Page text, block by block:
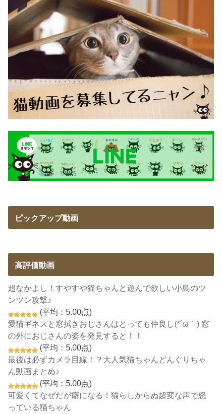
ピックアップ動画
高評価動画
超なかよし！すやすや猫ちゃんと遊んで欲しい小鳥のツ
ンツン攻撃♪
(平均：5.00点)
愛猫ギネスと窓拭きおじさんはとっても仲良し(*´ω｀) 窓
の外におじさんの姿を発見すると！！
(平均：5.00点)
最後は必ずカメラ目線！？大人気猫ちゃんどんぐりちゃ
ん動画まとめ♪
(平均：5.00点)
可愛くてなぜだが癖になる！猫らしからぬ超変な声で怒
っている猫ちゃん